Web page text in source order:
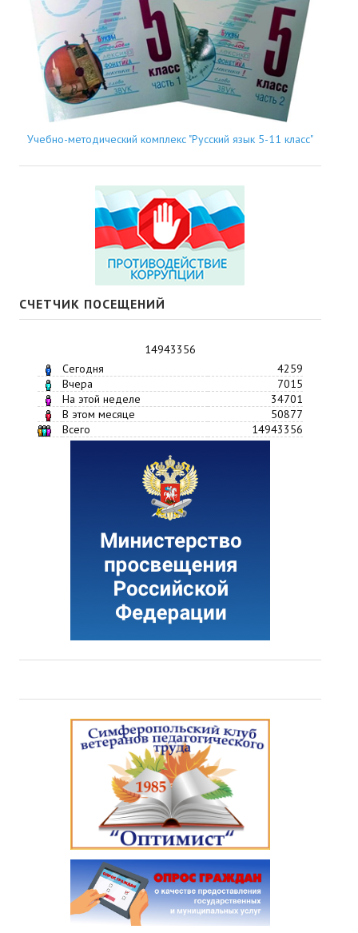
Учебно-методический комплекс "Русский язык 5-11 класс"
СЧЕТЧИК ПОСЕЩЕНИЙ
14943356
Сегодня
4259
Вчера
7015
На этой неделе
34701
В этом месяце
50877
Всего
14943356